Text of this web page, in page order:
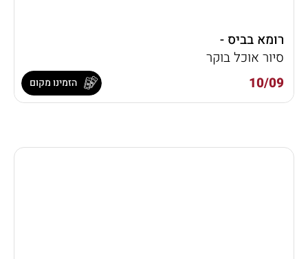
10/09
רומא בביס -
סיור אוכל בוקר
הזמינו מקום